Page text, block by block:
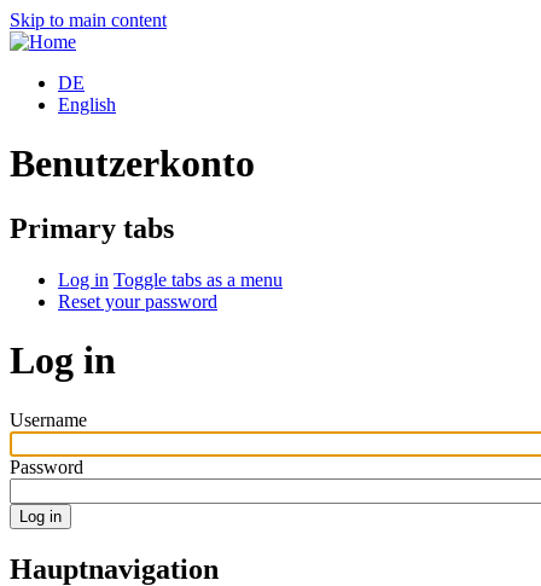
Skip to main content
DE
English
Benutzerkonto
Primary tabs
Log in Toggle tabs as a menu
Reset your password
Log in
Username
Password
Hauptnavigation